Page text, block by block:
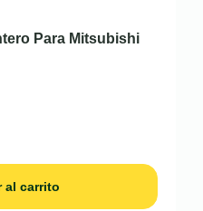
Para Mitsubishi
al carrito